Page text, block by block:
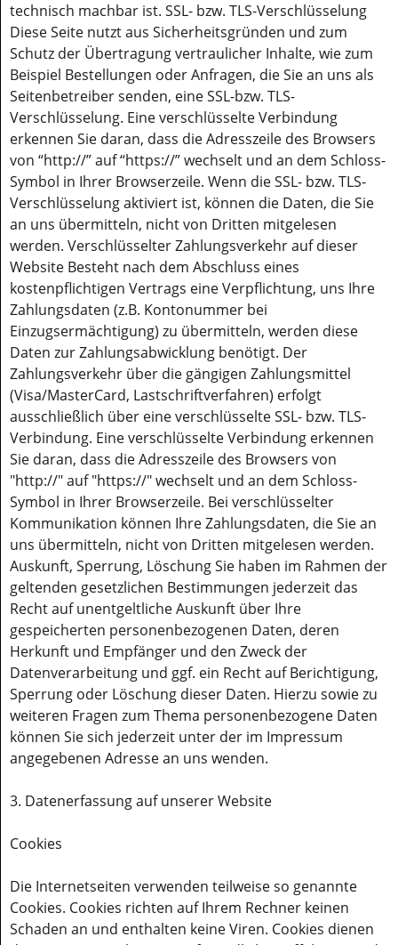
technisch machbar ist. SSL- bzw. TLS-Verschlüsselung
Diese Seite nutzt aus Sicherheitsgründen und zum
Schutz der Übertragung vertraulicher Inhalte, wie zum
Beispiel Bestellungen oder Anfragen, die Sie an uns als
Seitenbetreiber senden, eine SSL-bzw. TLS-
Verschlüsselung. Eine verschlüsselte Verbindung
erkennen Sie daran, dass die Adresszeile des Browsers
von “http://” auf “https://” wechselt und an dem Schloss-
Symbol in Ihrer Browserzeile. Wenn die SSL- bzw. TLS-
Verschlüsselung aktiviert ist, können die Daten, die Sie
an uns übermitteln, nicht von Dritten mitgelesen
werden. Verschlüsselter Zahlungsverkehr auf dieser
Website Besteht nach dem Abschluss eines
kostenpflichtigen Vertrags eine Verpflichtung, uns Ihre
Zahlungsdaten (z.B. Kontonummer bei
Einzugsermächtigung) zu übermitteln, werden diese
Daten zur Zahlungsabwicklung benötigt. Der
Zahlungsverkehr über die gängigen Zahlungsmittel
(Visa/MasterCard, Lastschriftverfahren) erfolgt
ausschließlich über eine verschlüsselte SSL- bzw. TLS-
Verbindung. Eine verschlüsselte Verbindung erkennen
Sie daran, dass die Adresszeile des Browsers von
"http://" auf "https://" wechselt und an dem Schloss-
Symbol in Ihrer Browserzeile. Bei verschlüsselter
Kommunikation können Ihre Zahlungsdaten, die Sie an
uns übermitteln, nicht von Dritten mitgelesen werden.
Auskunft, Sperrung, Löschung Sie haben im Rahmen der
geltenden gesetzlichen Bestimmungen jederzeit das
Recht auf unentgeltliche Auskunft über Ihre
gespeicherten personenbezogenen Daten, deren
Herkunft und Empfänger und den Zweck der
Datenverarbeitung und ggf. ein Recht auf Berichtigung,
Sperrung oder Löschung dieser Daten. Hierzu sowie zu
weiteren Fragen zum Thema personenbezogene Daten
können Sie sich jederzeit unter der im Impressum
angegebenen Adresse an uns wenden.
3. Datenerfassung auf unserer Website
Cookies
Die Internetseiten verwenden teilweise so genannte
Cookies. Cookies richten auf Ihrem Rechner keinen
Schaden an und enthalten keine Viren. Cookies dienen